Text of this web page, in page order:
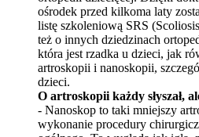
ośrodek przed kilkoma laty
listę szkoleniową SRS
też o innych dziedzinach
która jest rzadka u dzieci, jak
artroskopii i nanoskopii,
dzieci.
O artroskopii każdy słyszał,
- Nanoskop to taki mniejszy
wykonanie procedury